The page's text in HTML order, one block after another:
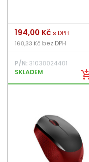
Cena
194,00 Kč s DPH
160,33 Kč bez DPH
P/N: 31030024401
SKLADEM